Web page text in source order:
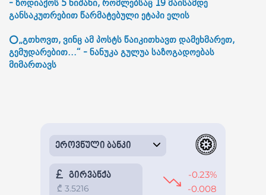
- ზოდიაქოს 5 ნიშანი, რომლებსაც 19 მაისამდე
განსაკუთრებით წარმატებული ეტაპი ელის
⭕„გთხოვთ, ვინც ამ პოსტს წაიკითხავთ დამეხმარეთ,
გემუდარებით…“ - ნანუკა გულუა საზოგადოებას
მიმართავს